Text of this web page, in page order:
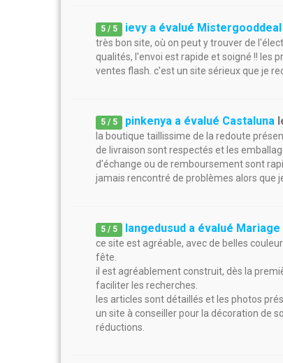
5 / 5 ievy a évalué Mistergooddeal
très bon site, où on peut y trouver de
qualités, l'envoi est rapide et soigné !! les
ventes flash. c'est un site sérieux que je
5 / 5 pinkenya a évalué Castaluna
la boutique taillissime de la redoute
de livraison sont respectés et les
d'échange ou de remboursement sont
jamais rencontré de problèmes alors que
5 / 5 langedusud a évalué Mariage
ce site est agréable, avec de belles
fête.
il est agréablement construit, dès la
faciliter les recherches.
les articles sont détaillés et les photos
un site à conseiller pour la décoration de
réductions.